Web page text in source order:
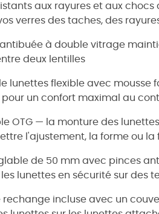
aux rayures et aux
verres des taches, des
à double vitrage
deux lentilles
lunettes flexible avec
pour un confort maximal au
OTG — la monture des
l'ajustement, la forme ou la
de 50 mm avec pinces
lunettes en sécurité sur des
rechange incluse avec un